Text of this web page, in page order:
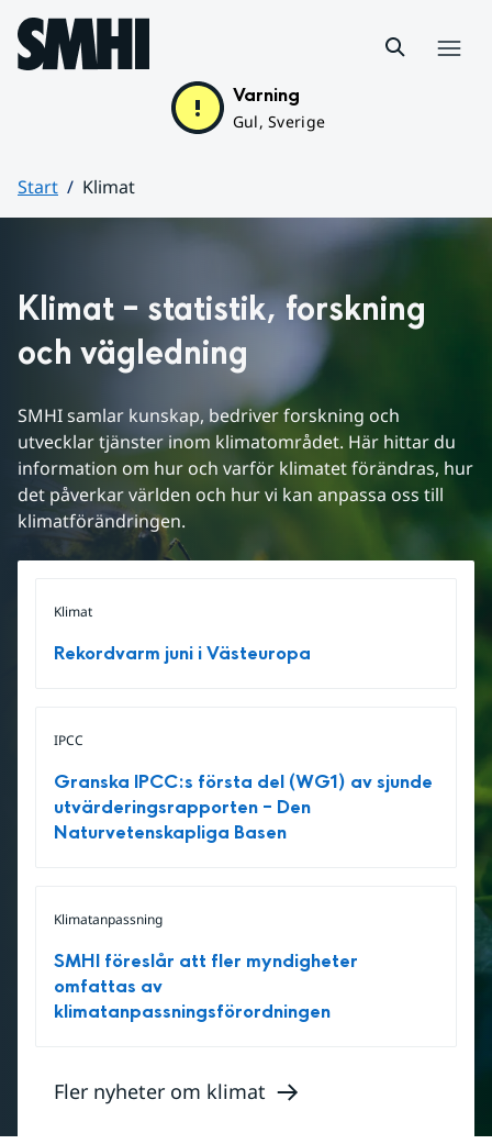
Hoppa till sidans innehåll
Varning
Gul, Sverige
Start
Klimat
Klimat – statistik, forskning
och vägledning
SMHI samlar kunskap, bedriver forskning och
utvecklar tjänster inom klimatområdet. Här hittar du
information om hur och varför klimatet förändras, hur
det påverkar världen och hur vi kan anpassa oss till
klimatförändringen.
Klimat
Rekordvarm juni i Västeuropa
IPCC
Granska IPCC:s första del (WG1) av sjunde
utvärderingsrapporten – Den
Naturvetenskapliga Basen
Klimatanpassning
SMHI föreslår att fler myndigheter
omfattas av
klimatanpassningsförordningen
Fler nyheter om klimat